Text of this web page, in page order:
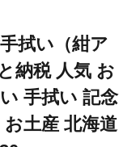
拭い（紺ア
納税 人気 お
手拭い 記念
土産 北海道